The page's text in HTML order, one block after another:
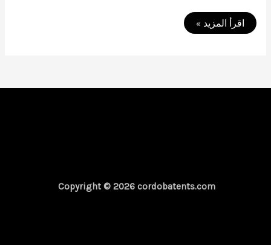
أكبر
مصانع
اقرأ المزيد »
Copyright © 2026 cordobatents.com